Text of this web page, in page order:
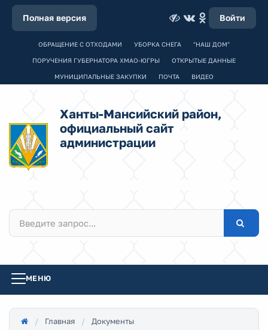
Полная версия Войти
ОБРАЩЕНИЕ С ОТХОДАМИ УБОРКА СНЕГА "НАШ ДОМ"
ПОРУЧЕНИЯ ГУБЕРНАТОРА ХМАО-ЮГРЫ ОТКРЫТЫЕ ДАННЫЕ
МУНИЦИПАЛЬНЫЕ ЗАКУПКИ ПОЧТА ВИДЕО
Ханты-Мансийский район,
официальный сайт
администрации
МЕНЮ
Главная
Документы